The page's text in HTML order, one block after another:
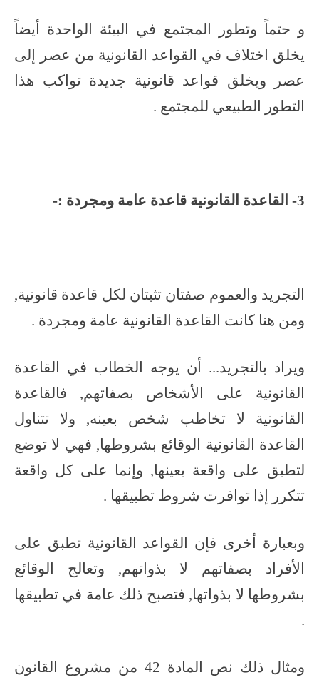
و حتماً وتطور المجتمع في البيئة الواحدة أيضاً
يخلق اختلاف في القواعد القانونية من عصر إلى
عصر ويخلق قواعد قانونية جديدة تواكب هذا
التطور الطبيعي للمجتمع .
3- القاعدة القانونية قاعدة عامة ومجردة :-
التجريد والعموم صفتان تثبتان لكل قاعدة قانونية,
ومن هنا كانت القاعدة القانونية عامة ومجردة .
ويراد بالتجريد... أن يوجه الخطاب في القاعدة
القانونية على الأشخاص بصفاتهم, فالقاعدة
القانونية لا تخاطب شخص بعينه, ولا تتناول
القاعدة القانونية الوقائع بشروطها, فهي لا توضع
لتطبق على واقعة بعينها, وإنما على كل واقعة
تتكرر إذا توافرت شروط تطبيقها .
وبعبارة أخرى فإن القواعد القانونية تطبق على
الأفراد بصفاتهم لا بذواتهم, وتعالج الوقائع
بشروطها لا بذواتها, فتصبح ذلك عامة في تطبيقها
.
ومثال ذلك نص المادة 42 من مشروع القانون